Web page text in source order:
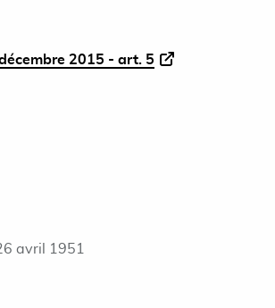
2015 - art. 5
avril 1951